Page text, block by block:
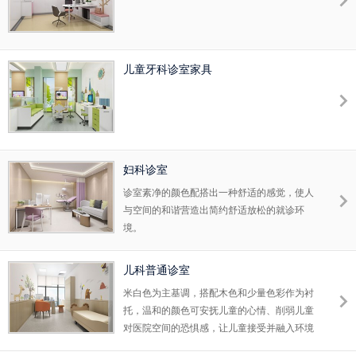
儿童牙科诊室家具
妇科诊室
诊室素净的颜色配搭出一种舒适的感觉，使人
与空间的和谐营造出简约舒适放松的就诊环
境。
儿科普通诊室
米白色为主基调，搭配木色和少量色彩作为衬
托，温和的颜色可安抚儿童的心情、削弱儿童
对医院空间的恐惧感，让儿童接受并融入环境